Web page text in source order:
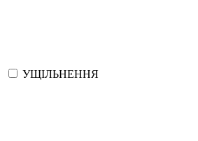
УЩІЛЬНЕННЯ